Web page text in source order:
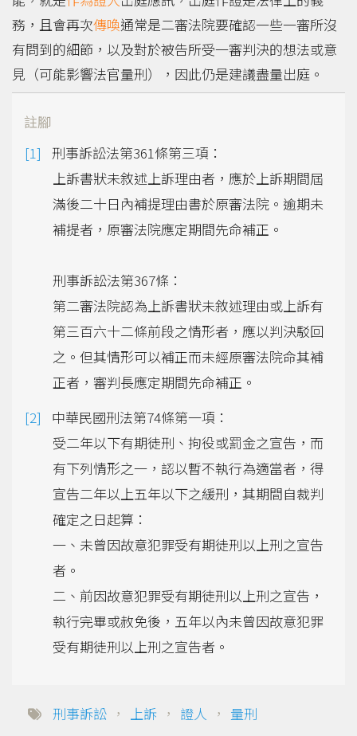
務，且會再次傳喚通常是二審法院要確認一些一審所沒
有問到的細節，以及對於被告所受一審判決的想法或意
見（可能影響法官量刑），因此仍是建議盡量出庭。
註腳
刑事訴訟法第361條第三項：
上訴書狀未敘述上訴理由者，應於上訴期間屆
滿後二十日內補提理由書於原審法院。逾期未
補提者，原審法院應定期間先命補正。
刑事訴訟法第367條：
第二審法院認為上訴書狀未敘述理由或上訴有
第三百六十二條前段之情形者，應以判決駁回
之。但其情形可以補正而未經原審法院命其補
正者，審判長應定期間先命補正。
中華民國刑法第74條第一項：
受二年以下有期徒刑、拘役或罰金之宣告，而
有下列情形之一，認以暫不執行為適當者，得
宣告二年以上五年以下之緩刑，其期間自裁判
確定之日起算：
一、未曾因故意犯罪受有期徒刑以上刑之宣告
者。
二、前因故意犯罪受有期徒刑以上刑之宣告，
執行完畢或赦免後，五年以內未曾因故意犯罪
受有期徒刑以上刑之宣告者。
刑事訴訟 ， 上訴 ， 證人 ， 量刑